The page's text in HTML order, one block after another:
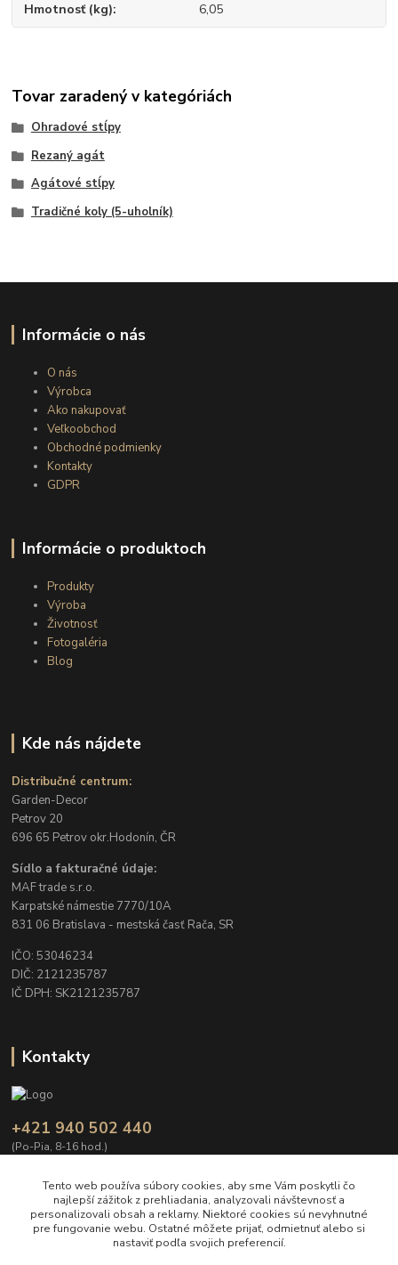
Hmotnosť (kg) 6,05
Tovar zaradený v kategóriách
Ohradové stĺpy
Rezaný agát
Agátové stĺpy
Tradičné koly (5-uholník)
Informácie o nás
O nás
Výrobca
Ako nakupovať
Veľkoobchod
Obchodné podmienky
Kontakty
GDPR
Informácie o produktoch
Produkty
Výroba
Životnosť
Fotogaléria
Blog
Kde nás nájdete
Distribučné centrum:
Garden-Decor
Petrov 20
696 65 Petrov okr.Hodonín, ČR
Sídlo a fakturačné údaje:
MAF trade s.r.o.
Karpatské námestie 7770/10A
831 06 Bratislava - mestská časť Rača, SR
IČO: 53046234
DIČ: 2121235787
IČ DPH: SK2121235787
Kontakty
+421 940 502 440
(Po-Pia, 8-16 hod.)
info@Garden-Decor.sk
Tento web používa súbory cookies, aby sme Vám poskytli čo
najlepší zážitok z prehliadania, analyzovali návštevnosť a
personalizovali obsah a reklamy. Niektoré cookies sú nevyhnutné
pre fungovanie webu. Ostatné môžete prijať, odmietnuť alebo si
nastaviť podľa svojich preferencií.